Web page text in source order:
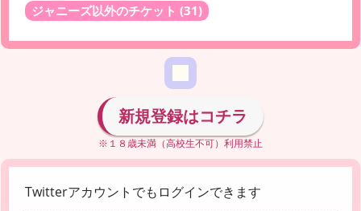
ジャニーズ以外のチケット (31)
新規登録はコチラ
※１８歳未満（高校生不可）利用禁止
Twitterアカウントでもログインできます